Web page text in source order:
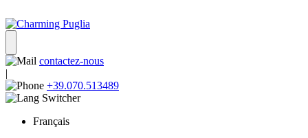
contactez-nous
|
+39.070.513489
Français